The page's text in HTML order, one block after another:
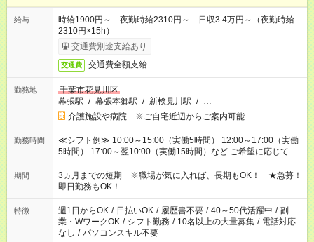
給与
時給1900円～ 夜勤時給2310円～ 日収3.4万円～（夜勤時給
2310円×15h）
交通費別途支給あり
交通費 交通費全額支給
勤務地
千葉市花見川区
幕張駅 / 幕張本郷駅 / 新検見川駅 / …
介護施設や病院 ※ご自宅近辺からご案内可能
勤務時間
≪シフト例≫ 10:00～15:00（実働5時間） 12:00～17:00（実働
5時間） 17:00～翌10:00（実働15時間）など ご希望に応じて、
働く時間は調整できます！ お気軽に担当へ相談ください！
期間
3ヵ月までの短期 ※職場が気に入れば、長期もOK！ ★急募！
即日勤務もOK！
特徴 週1日からOK / 日払いOK / 履歴書不要 / 40～50代活躍中 / 副
業・WワークOK / シフト勤務 / 10名以上の大量募集 / 電話対応
なし / パソコンスキル不要